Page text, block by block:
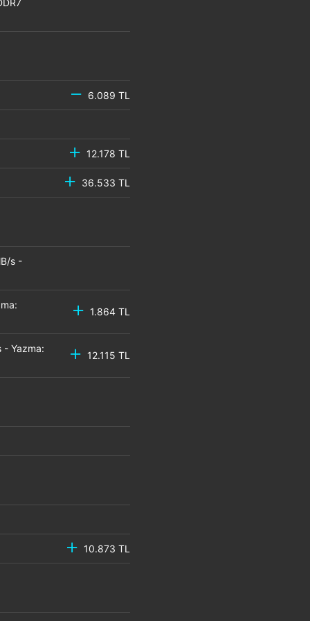
6.089 TL
12.178 TL
36.533 TL
s -
1.864 TL
- Yazma:
12.115 TL
10.873 TL